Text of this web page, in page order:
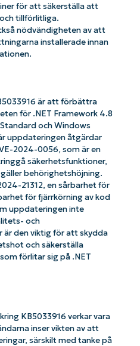
för att säkerställa att
tillförlitliga.
nödvändigheten av att
installerade innan
är att förbättra
för .NET Framework 4.8
och Windows
uppdateringen åtgärdar
2024-0056, som är en
säkerhetsfunktioner,
behörighetshöjning.
21312, en sårbarhet för
för fjärrkörning av kod
uppdateringen inte
och
den viktig för att skydda
och säkerställa
förlitar sig på .NET
KB5033916 verkar vara
inser vikten av att
särskilt med tanke på